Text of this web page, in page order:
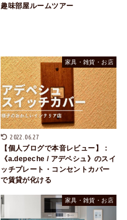
趣味部屋ルームツアー
家具・雑貨・お店
2022.06.27
【個人ブログで本音レビュー】：
《a.depeche / アデペシュ》のスイ
ッチプレート・コンセントカバー
で賃貸が化ける
家具・雑貨・お店